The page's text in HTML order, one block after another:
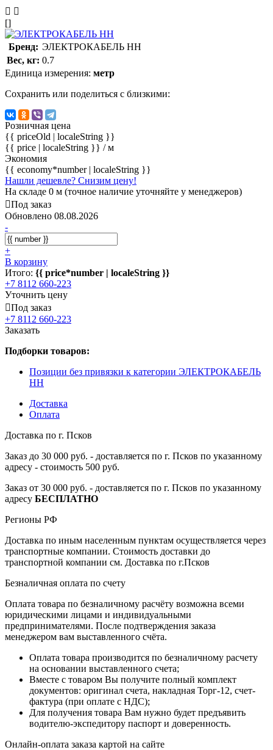
[]
Бренд: ЭЛЕКТРОКАБЕЛЬ НН
Вес, кг: 0.7
Единица измерения: метр
Сохранить или поделиться с близкими:
Розничная цена
{{ priceOld | localeString }}
{{ price | localeString }} / м
Экономия
{{ economy*number | localeString }}
Нашли дешевле? Снизим цену!
На складе 0 м (точное наличие уточняйте у менеджеров)
Под заказ
Обновлено 08.08.2026
-
+
В корзину
Итого: {{ price*number | localeString }}
+7 8112 660-223
Уточнить цену
Под заказ
+7 8112 660-223
Заказать
Подборки товаров:
Позиции без привязки к категории ЭЛЕКТРОКАБЕЛЬ
НН
Доставка
Оплата
Доставка по г. Псков
Заказ до 30 000 руб. - доставляется по г. Псков по указанному
адресу - стоимость 500 руб.
Заказ от 30 000 руб. - доставляется по г. Псков по указанному
адресу БЕСПЛАТНО
Регионы РФ
Доставка по иным населенным пунктам осуществляется через
транспортные компании. Стоимость доставки до
транспортной компании см. Доставка по г.Псков
Безналичная оплата по счету
Оплата товара по безналичному расчёту возможна всеми
юридическими лицами и индивидуальными
предпринимателями. После подтверждения заказа
менеджером вам выставленного счёта.
Оплата товара производится по безналичному расчету
на основании выставленного счета;
Вместе с товаром Вы получите полный комплект
документов: оригинал счета, накладная Торг-12, счет-
фактура (при оплате с НДС);
Для получения товара Вам нужно будет предъявить
водителю-экспедитору паспорт и доверенность.
Онлайн-оплата заказа картой на сайте